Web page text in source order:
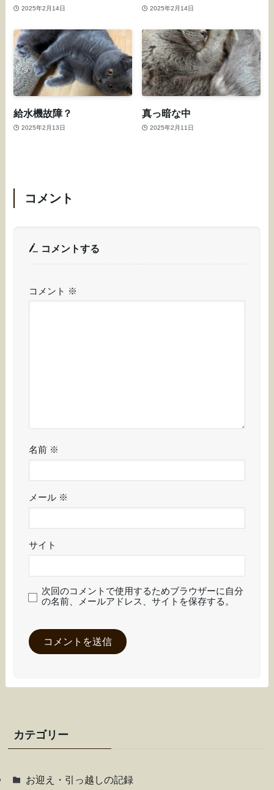
2025年2月14日 2025年2月14日
給水機故障？
2025年2月13日
真っ暗な中
2025年2月11日
コメント
コメントする
コメント ※
名前 ※
メール ※
サイト
次回のコメントで使用するためブラウザーに自分
の名前、メールアドレス、サイトを保存する。
カテゴリー
お迎え・引っ越しの記録